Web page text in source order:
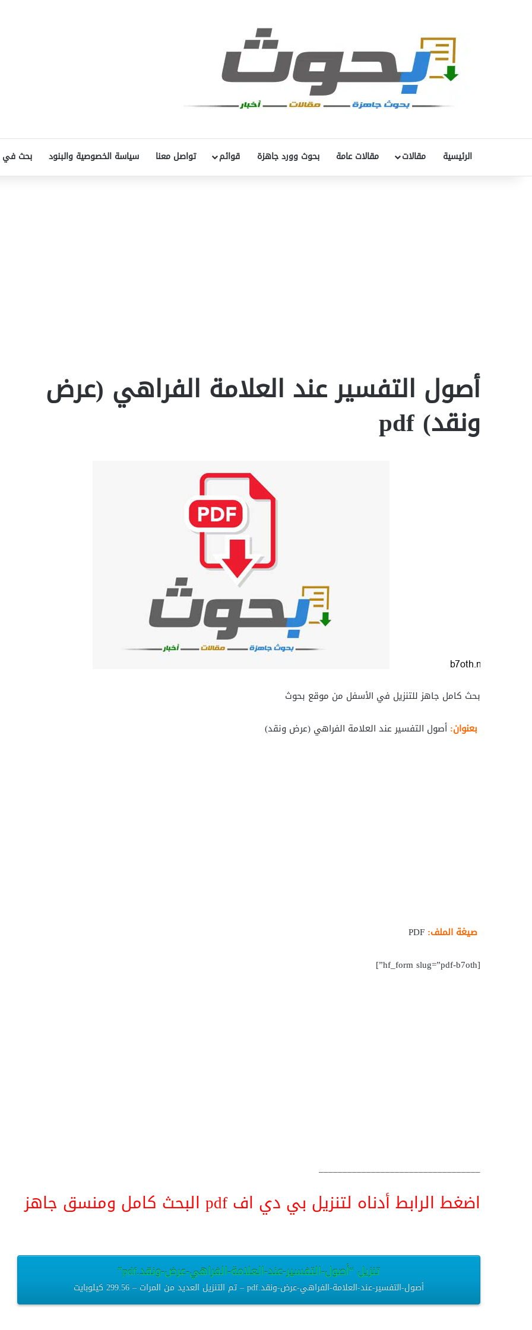
الرئيسية مقالات مقالات عامة بحوث وورد جاهزة قوائم تواصل معنا سياسة الخصوصية والبنود بحث في
أصول التفسير عند العلامة الفراهي (عرض
ونقد) pdf
بحث كامل جاهز للتنزيل في الأسفل من موقع بحوث
بعنوان: أصول التفسير عند العلامة الفراهي (عرض ونقد)
صيغة الملف:
[hf_form slug=”pdf-b7oth”]
__________________________________
اضغط الرابط أدناه لتنزيل بي دي اف pdf البحث كامل ومنسق جاهز
تنزيل “أصول-التفسير-عند-العلامة-الفراهي-عرض-ونقد.pdf”
أصول-التفسير-عند-العلامة-الفراهي-عرض-ونقد.pdf – تم التنزيل العديد من المرات – 299.56 كيلوبايت